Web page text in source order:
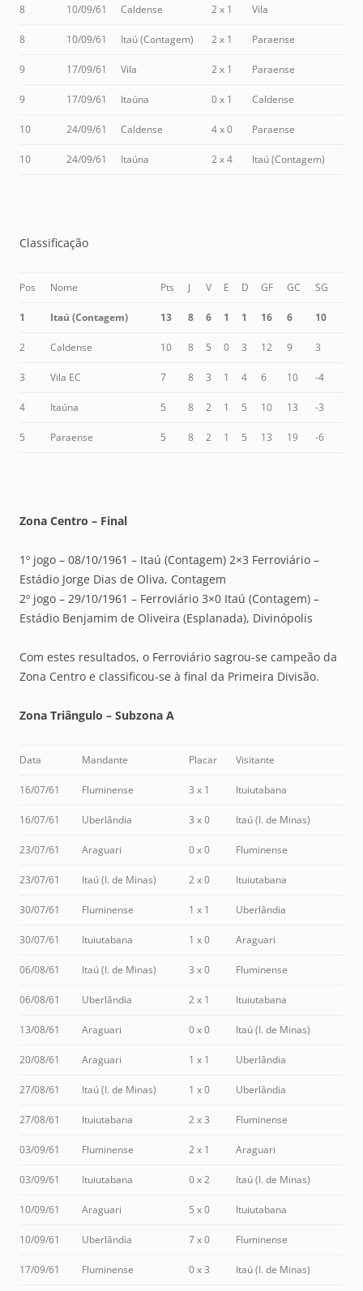
8 10/09/61 Caldense 2 x 1 Vila
8 10/09/61 Itaú (Contagem) 2 x 1 Paraense
9 17/09/61 Vila 2 x 1 Paraense
9 17/09/61 Itaúna 0 x 1 Caldense
10 24/09/61 Caldense 4 x 0 Paraense
10 24/09/61 Itaúna 2 x 4 Itaú (Contagem)
Classificação
Pos Nome Pts J V E D GF GC SG
1 Itaú (Contagem) 13 8 6 1 1 16 6 10
2 Caldense 10 8 5 0 3 12 9 3
3 Vila EC 7 8 3 1 4 6 10 -4
4 Itaúna 5 8 2 1 5 10 13 -3
5 Paraense 5 8 2 1 5 13 19 -6
Zona Centro – Final
1º jogo – 08/10/1961 – Itaú (Contagem) 2×3 Ferroviário –
Estádio Jorge Dias de Oliva, Contagem
2º jogo – 29/10/1961 – Ferroviário 3×0 Itaú (Contagem) –
Estádio Benjamim de Oliveira (Esplanada), Divinópolis
Com estes resultados, o Ferroviário sagrou-se campeão da
Zona Centro e classificou-se à final da Primeira Divisão.
Zona Triângulo – Subzona A
Data Mandante Placar Visitante
16/07/61 Fluminense 3 x 1 Ituiutabana
16/07/61 Uberlândia 3 x 0 Itaú (I. de Minas)
23/07/61 Araguari 0 x 0 Fluminense
23/07/61 Itaú (I. de Minas) 2 x 0 Ituiutabana
30/07/61 Fluminense 1 x 1 Uberlândia
30/07/61 Ituiutabana 1 x 0 Araguari
06/08/61 Itaú (I. de Minas) 3 x 0 Fluminense
06/08/61 Uberlândia 2 x 1 Ituiutabana
13/08/61 Araguari 0 x 0 Itaú (I. de Minas)
20/08/61 Araguari 1 x 1 Uberlândia
27/08/61 Itaú (I. de Minas) 1 x 0 Uberlândia
27/08/61 Ituiutabana 2 x 3 Fluminense
03/09/61 Fluminense 2 x 1 Araguari
03/09/61 Ituiutabana 0 x 2 Itaú (I. de Minas)
10/09/61 Araguari 5 x 0 Ituiutabana
10/09/61 Uberlândia 7 x 0 Fluminense
17/09/61 Fluminense 0 x 3 Itaú (I. de Minas)